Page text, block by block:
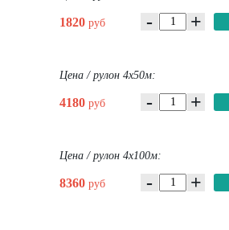
1820 руб - +
Цена / рулон 4х50м:
4180 руб - +
Цена / рулон 4х100м:
8360 руб - +